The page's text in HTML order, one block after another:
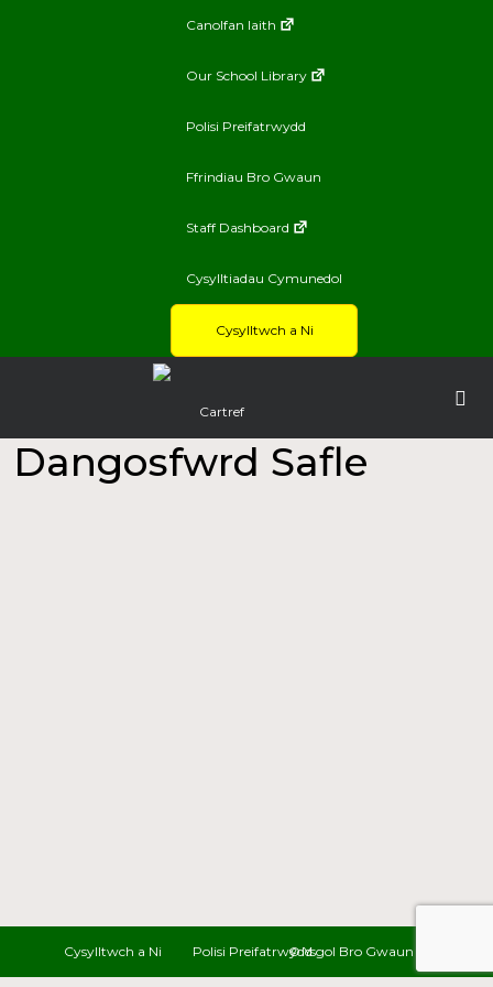
Canolfan Iaith
Our School Library
Polisi Preifatrwydd
Ffrindiau Bro Gwaun
Staff Dashboard
Cysylltiadau Cymunedol
Cysylltwch a Ni
Cartref
Dangosfwrd Safle
Cysylltwch a Ni Polisi Preifatrwydd© Ysgol Bro Gwaun 2022